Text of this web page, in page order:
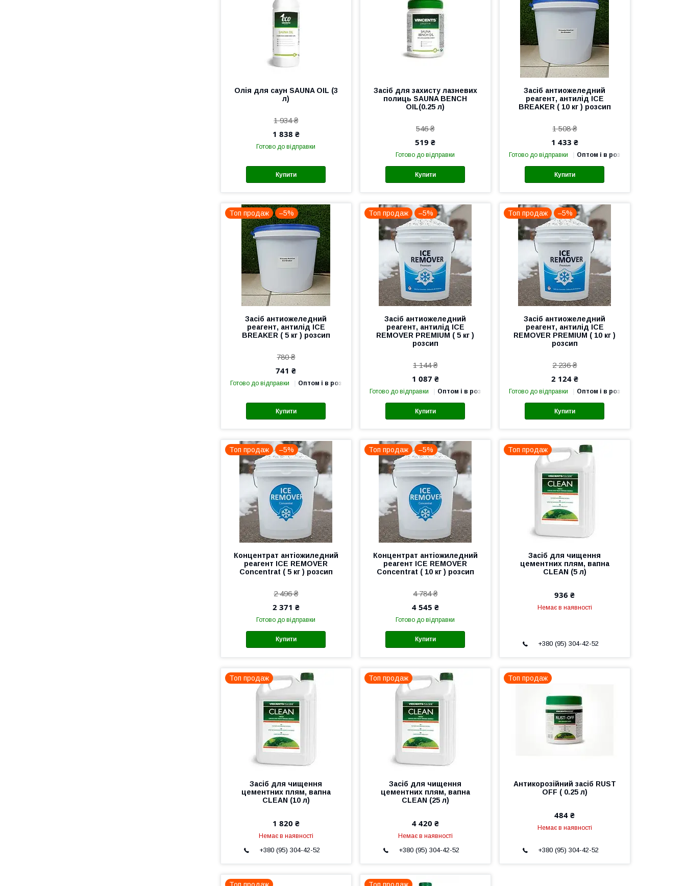
Олія для саун SAUNA OIL (3
л)
1 934 ₴
1 838 ₴
Готово до відправки
Купити
Засіб для захисту лазневих
полиць SAUNA BENCH
OIL(0.25 л)
546 ₴
519 ₴
Готово до відправки
Купити
Засіб антиожеледний
реагент, антилід ICE
BREAKER ( 10 кг ) розсип
1 508 ₴
1 433 ₴
Готово до відправки Оптом і в роздріб
Купити
Топ продаж –5%
Засіб антиожеледний
реагент, антилід ICE
BREAKER ( 5 кг ) розсип
780 ₴
741 ₴
Готово до відправки Оптом і в роздріб
Купити
Топ продаж –5%
Засіб антиожеледний
реагент, антилід ICE
REMOVER PREMIUM ( 5 кг )
розсип
1 144 ₴
1 087 ₴
Готово до відправки Оптом і в роздріб
Купити
Топ продаж –5%
Засіб антиожеледний
реагент, антилід ICE
REMOVER PREMIUM ( 10 кг )
розсип
2 236 ₴
2 124 ₴
Готово до відправки Оптом і в роздріб
Купити
Топ продаж –5%
Концентрат антіожиледний
реагент ICE REMOVER
Concentrat ( 5 кг ) розсип
2 496 ₴
2 371 ₴
Готово до відправки
Купити
Топ продаж –5%
Концентрат антіожиледний
реагент ICE REMOVER
Concentrat ( 10 кг ) розсип
4 784 ₴
4 545 ₴
Готово до відправки
Купити
Топ продаж
Засіб для чищення
цементних плям, вапна
CLEAN (5 л)
936 ₴
Немає в наявності
+380 (95) 304-42-52
Топ продаж
Засіб для чищення
цементних плям, вапна
CLEAN (10 л)
1 820 ₴
Немає в наявності
+380 (95) 304-42-52
Топ продаж
Засіб для чищення
цементних плям, вапна
CLEAN (25 л)
4 420 ₴
Немає в наявності
+380 (95) 304-42-52
Топ продаж
Антикорозійний засіб RUST
OFF ( 0.25 л)
484 ₴
Немає в наявності
+380 (95) 304-42-52
Топ продаж Топ продаж